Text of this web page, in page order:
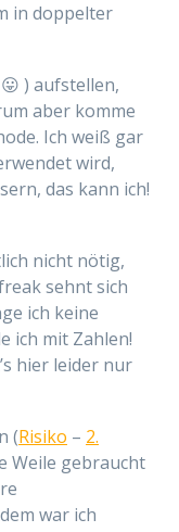
in doppelter
) aufstellen,
aber komme
Ich weiß gar
wird,
das kann ich!
nicht nötig,
sehnt sich
ich keine
ich mit Zahlen!
hier leider nur
(Risiko – 2.
Weile gebraucht
war ich